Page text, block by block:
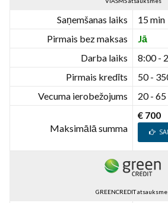
Saņemšanas laiks
15 min
Pirmais bez maksas
Jā
Darba laiks
8:00 -
Pirmais kredīts
50 -
Vecuma ierobežojums
20 -
Maksimālā summa
€ 700
GREENCREDIT